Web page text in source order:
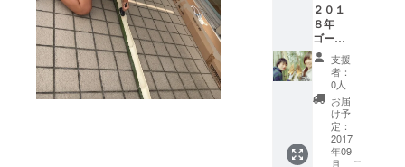
２０１
８年
ゴール
デン
ウィー
クあた
りに実
施。日
程調整
できま
す。１
支援
者：
0人
お届
け予
定：
2017
年09
月